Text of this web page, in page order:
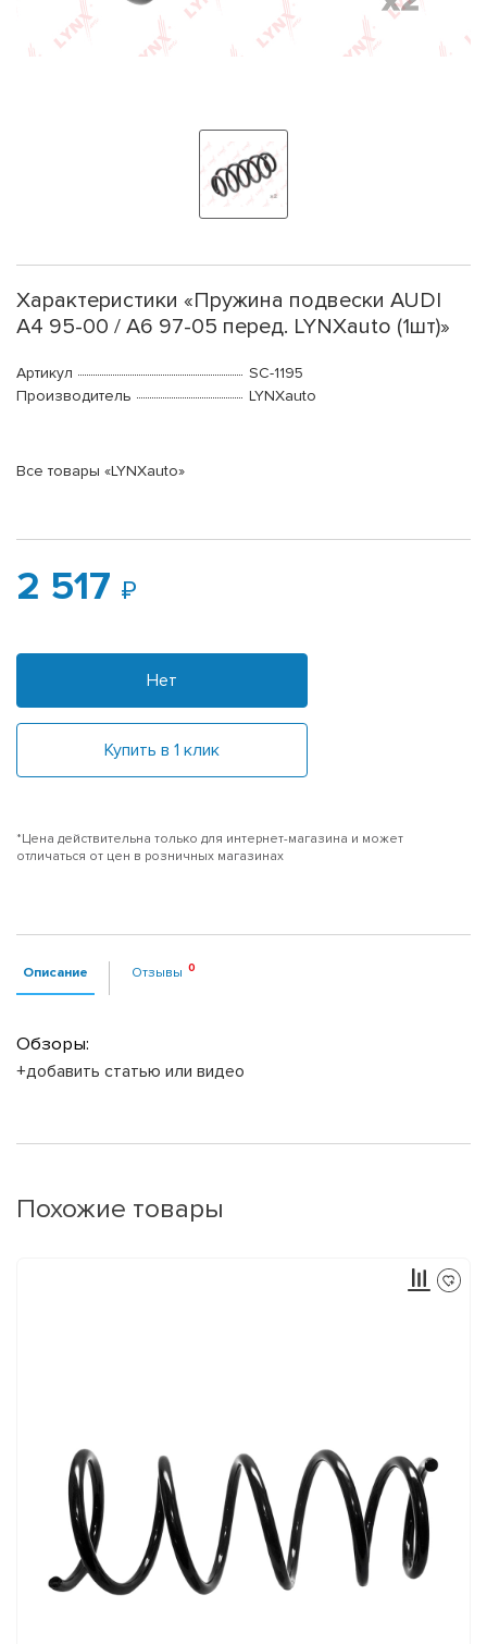
Характеристики «Пружина подвески AUDI
A4 95-00 / A6 97-05 перед. LYNXauto (1шт)»
Артикул
SC-1195
Производитель
LYNXauto
Все товары «LYNXauto»
2 517
Нет
Купить в 1 клик
*Цена действительна только для интернет-магазина и может
отличаться от цен в розничных магазинах
Описание Отзывы
Обзоры:
+добавить статью или видео
Похожие товары